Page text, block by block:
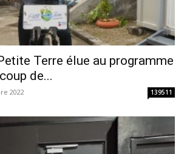
Terre élue au programme
de...
2022 139511